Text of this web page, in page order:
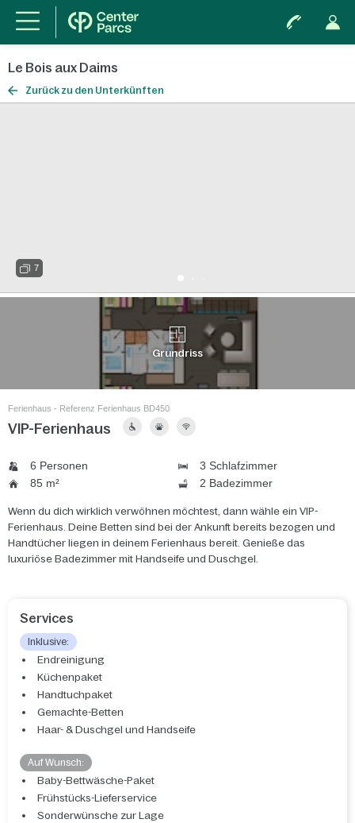
Le Bois aux Daims
Zurück zu den Unterkünften
7
Grundriss
Ferienhaus - Referenz Ferienhaus BD450
VIP-Ferienhaus
6 Personen
3 Schlafzimmer
85 m²
2 Badezimmer
Wenn du dich wirklich verwöhnen möchtest, dann wähle ein VIP-
Ferienhaus. Deine Betten sind bei der Ankunft bereits bezogen und
Handtücher liegen in deinem Ferienhaus bereit. Genieße das
luxuriöse Badezimmer mit Handseife und Duschgel.
Services
Inklusive:
Endreinigung
Küchenpaket
Handtuchpaket
Gemachte-Betten
Haar- & Duschgel und Handseife
Auf Wunsch:
Baby-Bettwäsche-Paket
Frühstücks-Lieferservice
Sonderwünsche zur Lage